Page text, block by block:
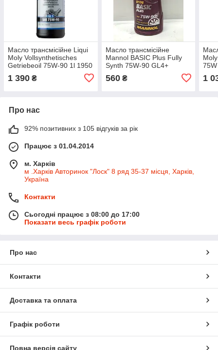
Масло трансмісійне Liqui
Moly Vollsynthetisches
Getriebeoil 75W-90 1l 1950
1 390 ₴
Масло трансмісійне
Mannol BASIC Plus Fully
Synth 75W-90 GL4+
560₴ 1
Про нас
92% позитивних з 105 відгуків за рік
Працює з 01.04.2014
м. Харків
м .Харків Авторинок "Лоск" 8 ряд 35-37 місця, Харків,
Україна
Контакти
Сьогодні працює з 08:00 до 17:00
Показати весь графік роботи
Про нас
Контакти
Доставка та оплата
Графік роботи
Повна версія сайту